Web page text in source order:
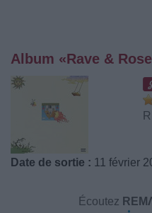
Album «Rave &
Date de sortie : 11 février
Écoutez